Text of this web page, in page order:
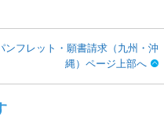
フレット・願書請求（九州・沖
縄）ページ上部へ